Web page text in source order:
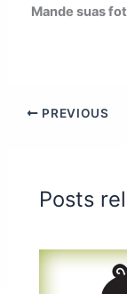
Mande suas
PREVIOUS
Posts